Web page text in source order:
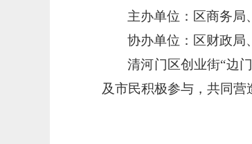
主办单位：区商务局
协办单位：区财政局
清河门区创业街“边
及市民积极参与，共同营